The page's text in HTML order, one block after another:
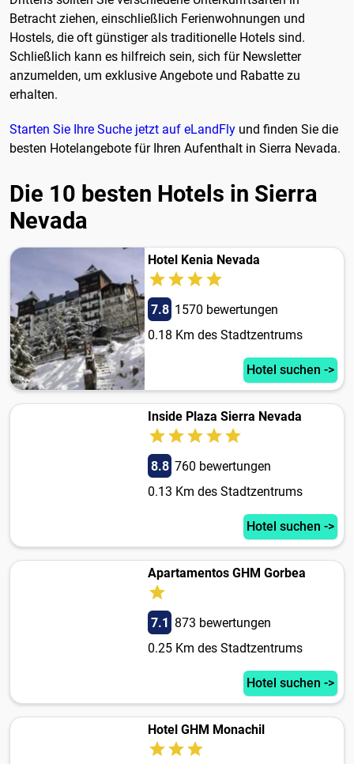
Betracht ziehen, einschließlich Ferienwohnungen und
Hostels, die oft günstiger als traditionelle Hotels sind.
Schließlich kann es hilfreich sein, sich für Newsletter
anzumelden, um exklusive Angebote und Rabatte zu
erhalten.
Starten Sie Ihre Suche jetzt auf eLandFly und finden Sie die
besten Hotelangebote für Ihren Aufenthalt in Sierra Nevada.
Die 10 besten Hotels in Sierra
Nevada
Hotel Kenia Nevada
7.8 1570 bewertungen
0.18 Km des Stadtzentrums
Hotel suchen ->
Inside Plaza Sierra Nevada
8.8 760 bewertungen
0.13 Km des Stadtzentrums
Hotel suchen ->
Apartamentos GHM Gorbea
7.1 873 bewertungen
0.25 Km des Stadtzentrums
Hotel suchen ->
Hotel GHM Monachil